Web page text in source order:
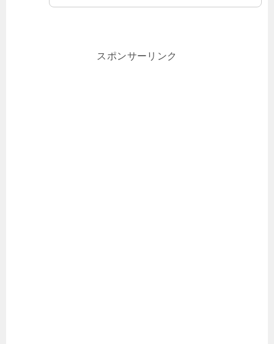
スポンサーリンク